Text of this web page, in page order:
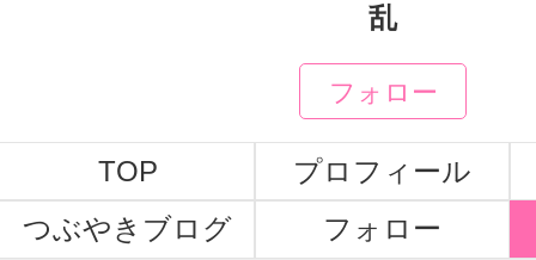
乱
フォロー
TOP
プロフィール
つぶやきブログ
フォロー